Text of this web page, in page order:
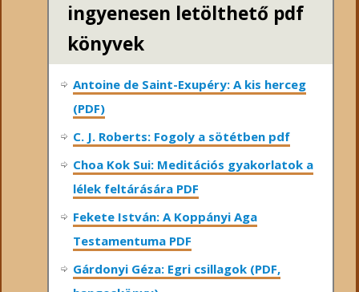
ingyenesen letölthető pdf
könyvek
Antoine de Saint-Exupéry: A kis herceg
(PDF)
C. J. Roberts: Fogoly a sötétben pdf
Choa Kok Sui: Meditációs gyakorlatok a
lélek feltárására PDF
Fekete István: A Koppányi Aga
Testamentuma PDF
Gárdonyi Géza: Egri csillagok (PDF,